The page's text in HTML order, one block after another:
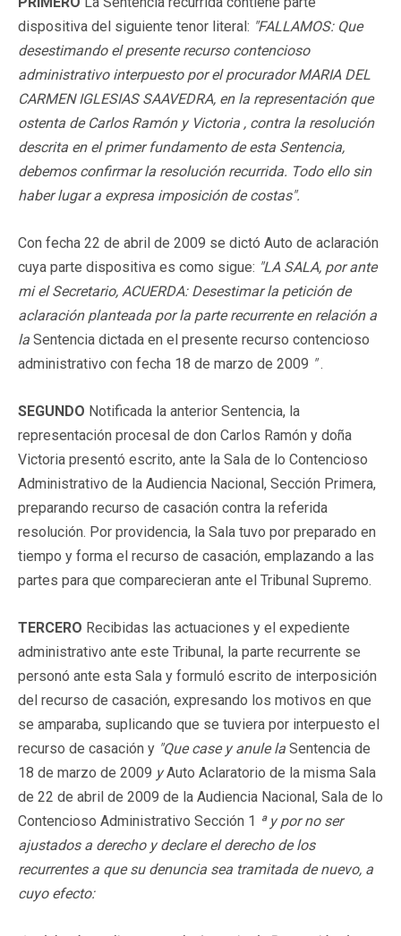
dispositiva del siguiente tenor literal: "FALLAMOS: Que
desestimando el presente recurso contencioso
administrativo interpuesto por el procurador MARIA DEL
CARMEN IGLESIAS SAAVEDRA, en la representación que
ostenta de Carlos Ramón y Victoria , contra la resolución
descrita en el primer fundamento de esta Sentencia,
debemos confirmar la resolución recurrida. Todo ello sin
haber lugar a expresa imposición de costas".
Con fecha 22 de abril de 2009 se dictó Auto de aclaración
cuya parte dispositiva es como sigue: "LA SALA, por ante
mi el Secretario, ACUERDA: Desestimar la petición de
aclaración planteada por la parte recurrente en relación a
la Sentencia dictada en el presente recurso contencioso
administrativo con fecha 18 de marzo de 2009 ".
SEGUNDO Notificada la anterior Sentencia, la
representación procesal de don Carlos Ramón y doña
Victoria presentó escrito, ante la Sala de lo Contencioso
Administrativo de la Audiencia Nacional, Sección Primera,
preparando recurso de casación contra la referida
resolución. Por providencia, la Sala tuvo por preparado en
tiempo y forma el recurso de casación, emplazando a las
partes para que comparecieran ante el Tribunal Supremo.
TERCERO Recibidas las actuaciones y el expediente
administrativo ante este Tribunal, la parte recurrente se
personó ante esta Sala y formuló escrito de interposición
del recurso de casación, expresando los motivos en que
se amparaba, suplicando que se tuviera por interpuesto el
recurso de casación y "Que case y anule la Sentencia de
18 de marzo de 2009 yAuto Aclaratorio de la misma Sala
de 22 de abril de 2009 de la Audiencia Nacional, Sala de lo
Contencioso Administrativo Sección 1 ª y por no ser
ajustados a derecho y declare el derecho de los
recurrentes a que su denuncia sea tramitada de nuevo, a
cuyo efecto: